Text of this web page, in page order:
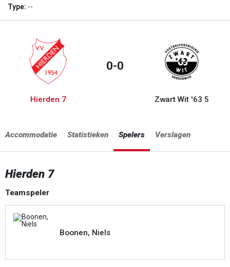
Type: --
Hierden 7
0-0
Zwart Wit '63 5
Accommodatie Statistieken Spelers Verslagen
Hierden 7
Teamspeler
Boonen, Niels